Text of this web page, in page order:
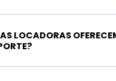
LOCADORAS